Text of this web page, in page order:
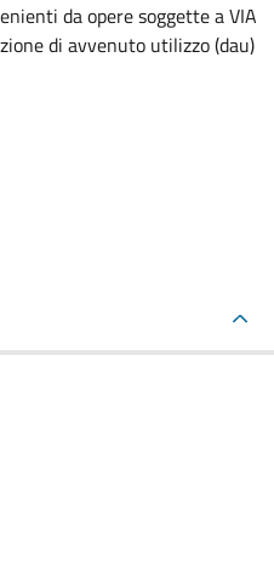
da opere soggette a VIA
di avvenuto utilizzo (dau)